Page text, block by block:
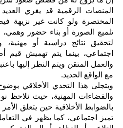
المنصات الرقمية قد يغري
المختصرة ولو كانت غير نزيهة
تلميع الصورة أو بناء حضور
لتحقيق نتائج دراسية أو مهنية،
اجتماعي، بينما يتم تهميش قيم
والعمل المتقن ويتم النظر إليها
مع الواقع الجديد.
ويتجلى هذا التحدي الأخلاقي
والفضاءات المهنية، حيث نلاحظ
بالضوابط الأخلاقية حين يتعلق
تميز اجتماعي، كما يظهر في